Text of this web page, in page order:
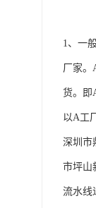
1、一
厂家。
货。即
以A工
深圳市
市坪山
流水线